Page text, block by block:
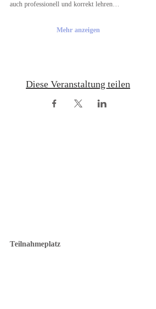
auch professionell und korrekt lehren…
Mehr anzeigen
Diese Veranstaltung teilen
Teilnahmeplatz